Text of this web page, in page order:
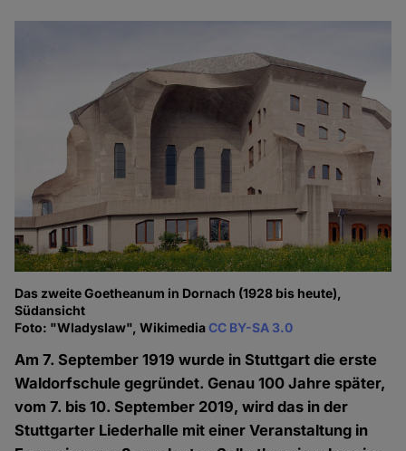
Das zweite Goetheanum in Dornach (1928 bis heute),
Südansicht
Foto: "Wladyslaw", WikimediaCC BY-SA 3.0
Am 7. September 1919 wurde in Stuttgart die erste
Waldorfschule gegründet. Genau 100 Jahre später,
vom 7. bis 10. September 2019, wird das in der
Stuttgarter Liederhalle mit einer Veranstaltung in